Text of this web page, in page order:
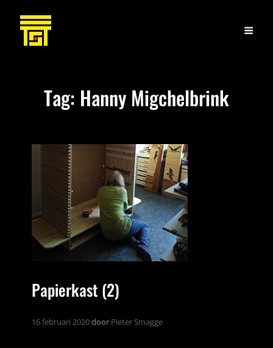
Tag: Hanny Migchelbrink
Papierkast (2)
16 februari 2020door Pieter Smagge